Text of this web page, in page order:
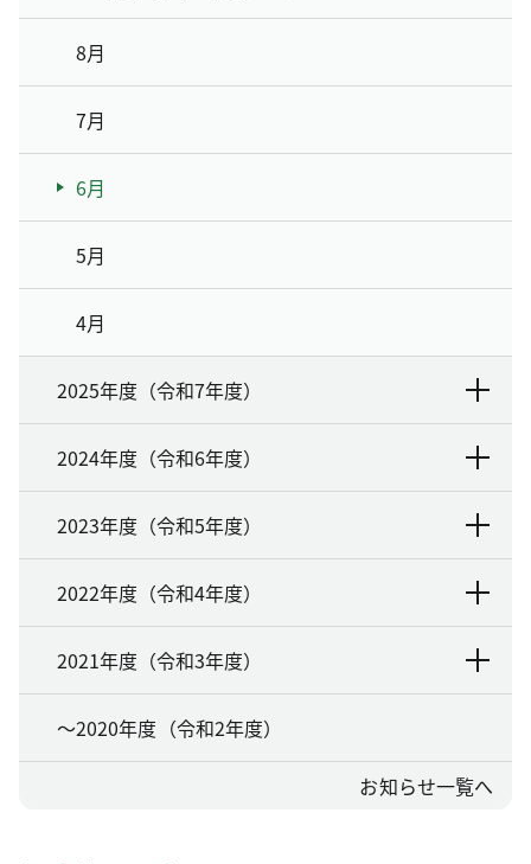
8月
7月
6月
5月
4月
2025年度（令和7年度）
2024年度（令和6年度）
2023年度（令和5年度）
2022年度（令和4年度）
2021年度（令和3年度）
～2020年度（令和2年度）
お知らせ一覧へ